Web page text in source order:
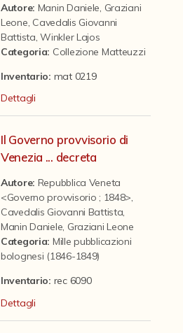
Autore: Manin Daniele Graziani
Leone Cavedalis Giovanni
Battista ,Winkler Lajos
Categoria: Collezione Matteuzzi
Inventario: mat 0219
Dettagli
Il Governo provvisorio di
Venezia ... decreta
Autore: Repubblica Veneta
<Governo provvisorio ; 1848>,
Cavedalis Giovanni Battista,
Manin Daniele, Graziani Leone
Categoria: Mille pubblicazioni
bolognesi (1846-1849)
Inventario: rec 6090
Dettagli